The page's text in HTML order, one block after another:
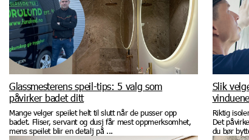
Glassmesterens speil-tips: 5 valg som
påvirker badet ditt
Mange velger speilet helt til slutt når de pusser opp
badet. Fliser, servant og dusj får mest oppmerksomhet,
mens speilet blir en detalj på ...
Slik
Riktig
Det
du bør